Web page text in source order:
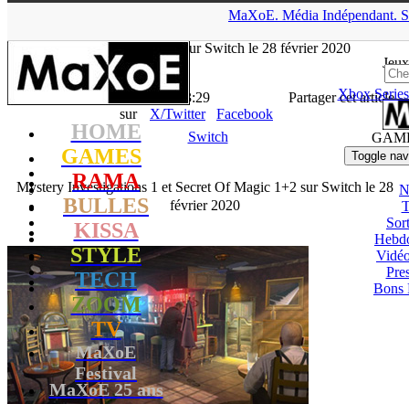
MaXoE. Média Indépendant.
HOME
GAMES
RAMA
BULLES
KISSA
STYLE
TECH
ZOOM
TV
MaXoE
Festival
MaXoE 25 ans
Jeux
Xbox
Toggle
Bons
Secret Of Magic 1+2 sur Switch le 28 février 2020
- 06.02.20, 13:29
Partager cet article
sur
X/Twitter
Facebook
Switch
Mystery Investigations 1 et Secret Of Magic 1+2 sur Switch le 28
février 2020